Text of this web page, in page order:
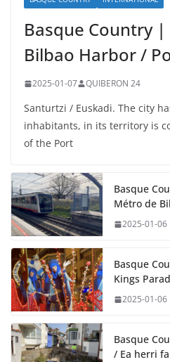
Basque Country
Bilbao Harbor /
2025-01-07 QUIBERON 24
Santurtzi / Euskadi. The city
inhabitants, in its territory is
of the Port
Basque
Métro de
2025-01-06
Basque
Kings
2025-01-06
Basque
/ Ea herri